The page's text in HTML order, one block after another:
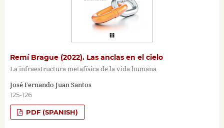
Remí Brague (2022). Las anclas en el cielo
La infraestructura metafísica de la vida humana
José Fernando Juan Santos
125-126
PDF (SPANISH)